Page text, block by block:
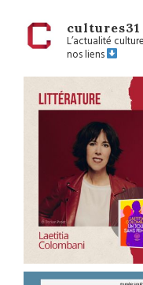
cultures31
L’actualité
nos liens